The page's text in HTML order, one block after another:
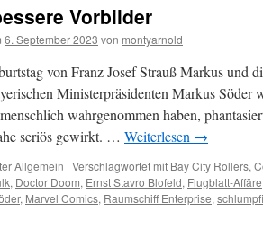
Vorbilder
6. September 2023 von montyarnold
von Franz Josef Strauß Markus und
Ministerpräsidenten Markus Söder
wahrgenommen haben,
seriös gewirkt. … Weiterlesen →
Allgemein | Verschlagwortet mit Bay City Rollers,
, Doctor Doom, Ernst Stavro Blofeld, Flugblatt-Affäre
, Marvel Comics, Raumschiff Enterprise,